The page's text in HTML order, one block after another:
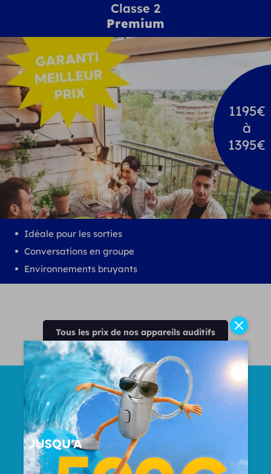
Classe 2
Premium
1195€
à
1395€
Idéale pour les sorties
Conversations en groupe
Environnements bruyants
Tous les prix de nos appareils auditifs
Nombre Total d'oreilles
appareillées
50000